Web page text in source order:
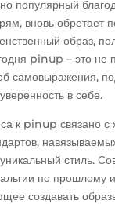
популярный
вновь обретает
образ,
pinup – это не
самовыражения,
в себе.
к pinup связано с
стиль.
по прошлому
создавать